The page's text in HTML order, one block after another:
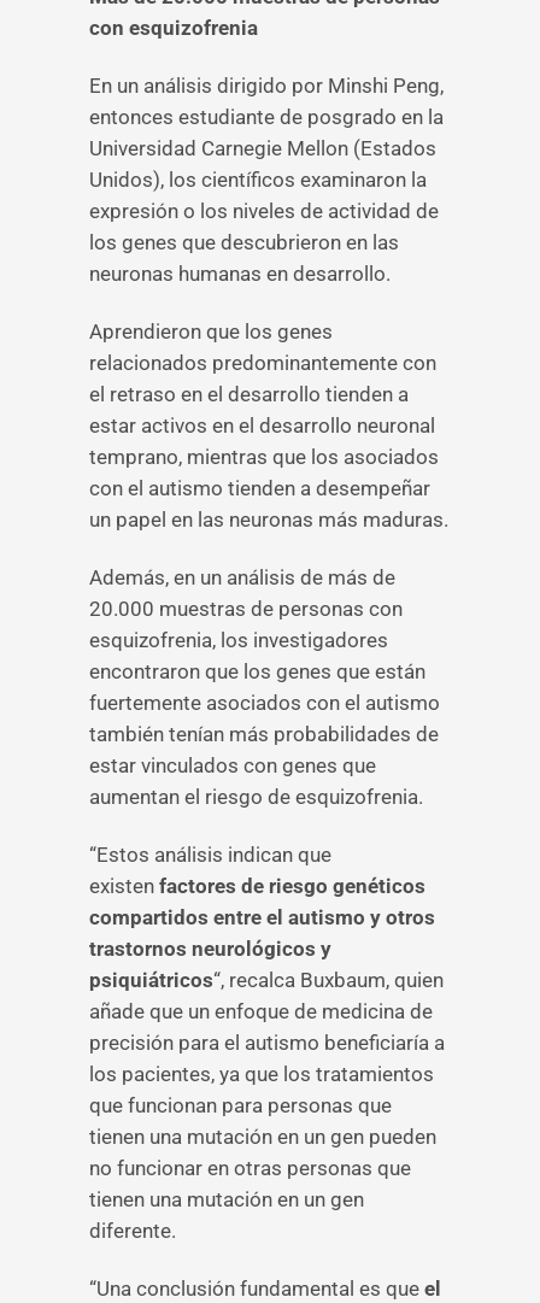
con esquizofrenia
En un análisis dirigido por Minshi Peng,
entonces estudiante de posgrado en la
Universidad Carnegie Mellon (Estados
Unidos), los científicos examinaron la
expresión o los niveles de actividad de
los genes que descubrieron en las
neuronas humanas en desarrollo.
Aprendieron que los genes
relacionados predominantemente con
el retraso en el desarrollo tienden a
estar activos en el desarrollo neuronal
temprano, mientras que los asociados
con el autismo tienden a desempeñar
un papel en las neuronas más maduras.
Además, en un análisis de más de
20.000 muestras de personas con
esquizofrenia, los investigadores
encontraron que los genes que están
fuertemente asociados con el autismo
también tenían más probabilidades de
estar vinculados con genes que
aumentan el riesgo de esquizofrenia.
“Estos análisis indican que
existen factores de riesgo genéticos
compartidos entre el autismo y otros
trastornos neurológicos y
psiquiátricos“, recalca Buxbaum, quien
añade que un enfoque de medicina de
precisión para el autismo beneficiaría a
los pacientes, ya que los tratamientos
que funcionan para personas que
tienen una mutación en un gen pueden
no funcionar en otras personas que
tienen una mutación en un gen
diferente.
“Una conclusión fundamental es que el